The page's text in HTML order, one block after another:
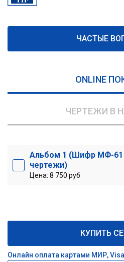
ЧАСТЫЕ
ONLINE
ЧЕРТЕЖИ В
Альбом 1 (Шифр МФ-61
чертежи)
Цена: 8 750 руб
КУПИТЬ
Онлайн оплата картами МИР,